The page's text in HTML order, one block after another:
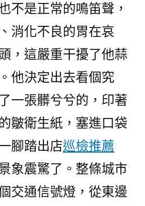
不是正常的鳴笛聲，
消化不良的胃在哀
，這嚴重干擾了他蒜
他決定出去看個究
一張髒兮兮的，印著
皺衛生紙，塞進口袋
腳踏出店巡檢推薦
象震驚了。整條城市
交通信號燈，從東邊